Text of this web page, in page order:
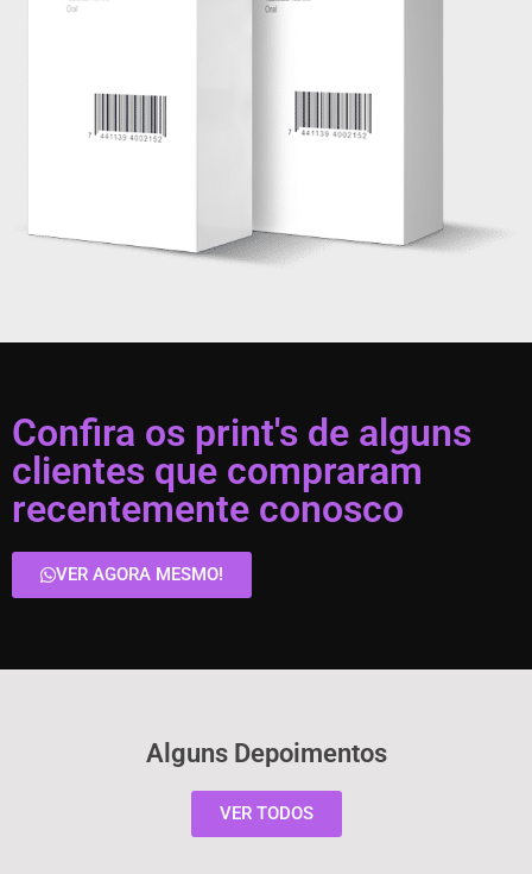
Confira os print's de alguns
clientes que compraram
recentemente conosco
VER AGORA MESMO!
Alguns Depoimentos
VER TODOS